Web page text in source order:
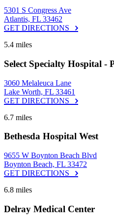
5301 S Congress Ave
Atlantis, FL 33462
GET DIRECTIONS
5.4 miles
Select Specialty Hospital -
3060 Melaleuca Lane
Lake Worth, FL 33461
GET DIRECTIONS
6.7 miles
Bethesda Hospital West
9655 W Boynton Beach Blvd
Boynton Beach, FL 33472
GET DIRECTIONS
6.8 miles
Delray Medical Center